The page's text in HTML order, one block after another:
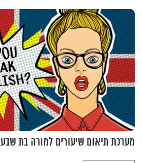
מערכת תיאום שיעורים למורה בת שבע